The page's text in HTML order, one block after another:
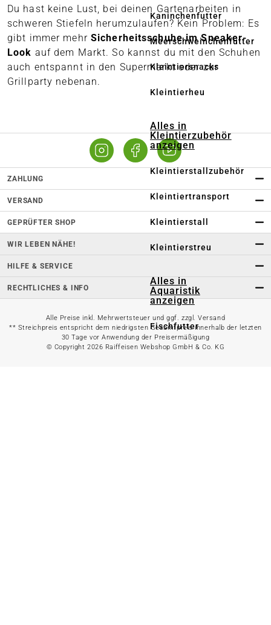
Kaninchenfutter
Meerschweinchenfutter
Kleintiersnacks
Kleintierheu
Alles in
Kleintierzubehör
anzeigen
Kleintierstallzubehör
Kleintiertransport
Kleintierstall
Kleintierstreu
Alles in
Aquaristik
anzeigen
Fischfutter
Aquarium-
Du hast keine Lust, bei deinen Gartenarbeiten in
schweren Stiefeln herumzulaufen? Kein Problem: Es
gibt immer mehr Sicherheitsschuhe im Sneaker-
Look auf dem Markt. So kannst du mit den Schuhen
auch entspannt in den Supermarkt oder zur
Grillparty nebenan.
ZAHLUNG
VERSAND
GEPRÜFTER SHOP
WIR LEBEN NÄHE!
HILFE & SERVICE
RECHTLICHES & INFO
Alle Preise inkl. Mehrwertsteuer und ggf. zzgl. Versand
** Streichpreis entspricht dem niedrigsten Gesamtpreis innerhalb der letzten
30 Tage vor Anwendung der Preisermäßigung
© Copyright 2026 Raiffeisen Webshop GmbH & Co. KG